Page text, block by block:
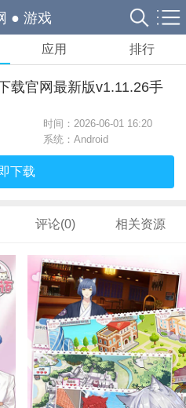
● 游戏
应用 排行
载官网最新版v1.11.26手
时间：2026-06-01 16:20
系统：Android
下载
评论(0) 相关资源